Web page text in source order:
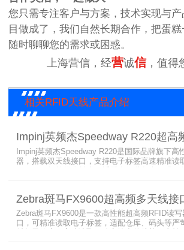
您只需专注客户与方案，技术实现与
目做成了，我们自然长期合作，把蛋
随时聊聊您的需求或困惑。
上海营信，经营诚信，值得
相关RFID天线产品介绍
Impinj英频杰Speedway R220是国际品牌旗下高
器，搭载双天线接口，支持电子标签高速精准读
备。
Zebra斑马FX9600超高频多天线接
Zebra斑马FX9600是一款高性能超高频RFID读
口，可精准读取电子标签，适配仓库、码头等严